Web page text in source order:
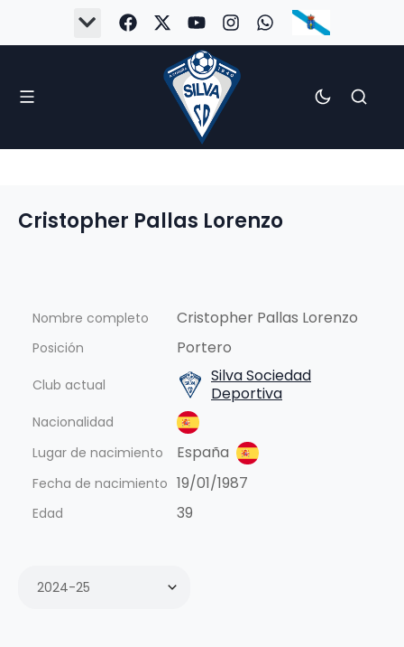
Cristopher Pallas Lorenzo
Nombre completo Cristopher Pallas Lorenzo
Posición Portero
Club actual
Silva Sociedad
Deportiva
Nacionalidad
Lugar de nacimiento
España
Fecha de nacimiento 19/01/1987
Edad 39